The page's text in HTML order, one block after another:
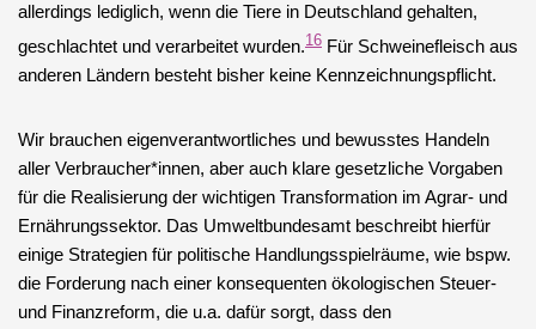
allerdings lediglich, wenn die Tiere in Deutschland gehalten,
geschlachtet und verarbeitet wurden.16 Für Schweinefleisch aus
anderen Ländern besteht bisher keine Kennzeichnungspflicht.
Wir brauchen eigenverantwortliches und bewusstes Handeln
aller Verbraucher*innen, aber auch klare gesetzliche Vorgaben
für die Realisierung der wichtigen Transformation im Agrar- und
Ernährungssektor. Das Umweltbundesamt beschreibt hierfür
einige Strategien für politische Handlungsspielräume, wie bspw.
die Forderung nach einer konsequenten ökologischen Steuer-
und Finanzreform, die u.a. dafür sorgt, dass den